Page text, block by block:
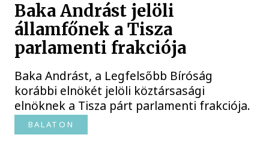
Baka Andrást jelöli
államfőnek a Tisza
parlamenti frakciója
Baka Andrást, a Legfelsőbb Bíróság
korábbi elnökét jelöli köztársasági
elnöknek a Tisza párt parlamenti frakciója.
BALATON